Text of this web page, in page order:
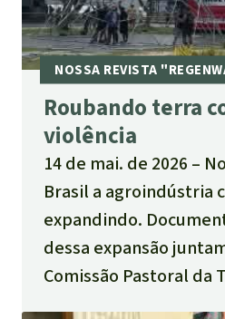
Roubando terra
violência
14 de mai. de 2026
Brasil a agroindústria
expandindo.
dessa expansão
Comissão Pastoral da